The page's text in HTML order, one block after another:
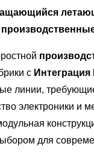
с
линии,
электроники и
для